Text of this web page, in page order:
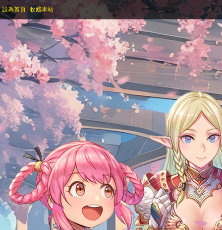
設為首頁 收藏本站